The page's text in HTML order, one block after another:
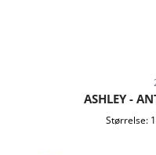
ASHLEY -
Størrelse: